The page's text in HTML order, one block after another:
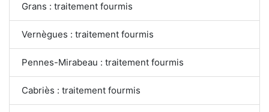
Grans : traitement fourmis
Vernègues : traitement fourmis
Pennes-Mirabeau : traitement fourmis
Cabriès : traitement fourmis